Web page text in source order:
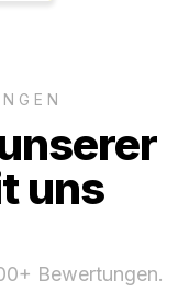
uns
Bewertungen.